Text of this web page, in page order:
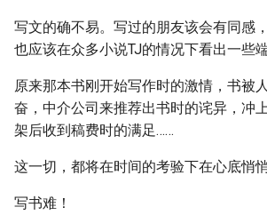
写文的确不易。写过的朋友该会有同感
也应该在众多小说TJ的情况下看出一些端
原来那本书刚开始写作时的激情，书被
奋，中介公司来推荐出书时的诧异，冲
架后收到稿费时的满足……
这一切，都将在时间的考验下在心底悄
写书难！